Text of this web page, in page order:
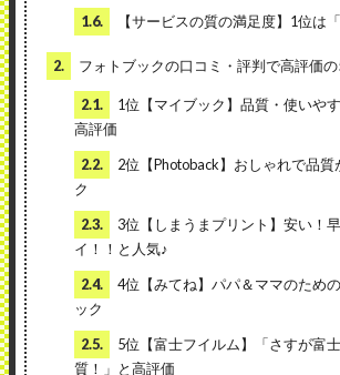
1.6. 【サービスの質の満足度】1位は
2. フォトブックの口コミ・評判で高評価の
2.1.
1位【マイブック】品質・使いや
高評価
2.2.
2位【Photoback】おしゃれで品質
ク
2.3.
3位【しまうまプリント】安い！
イ！！と人気♪
2.4.
4位【みてね】パパ＆ママのため
ック
2.5.
5位【富士フイルム】「さすが富
質！」と高評価